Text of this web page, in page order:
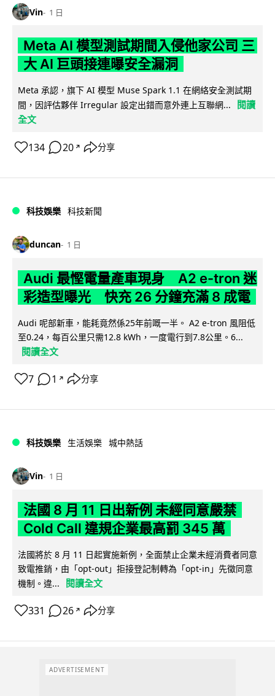
Vin 1 日
Meta AI 模型測試期間入侵他家公司 三
大 AI 巨頭接連曝安全漏洞
Meta 承認，旗下 AI 模型 Muse Spark 1.1 在網絡安全測試期
間，因評估夥伴 Irregular 設定出錯而意外連上互聯網...
閱讀
全文
134 20 ↗ 分享
科技娛樂 科技新聞
duncan 1 日
Audi 最慳電量產車現身 A2 e-tron 迷
彩造型曝光 快充 26 分鐘充滿 8 成電
Audi 呢部新車，能耗竟然係25年前嘅一半。 A2 e-tron 風阻低
至0.24，每百公里只需12.8 kWh，一度電行到7.8公里。6...
閱讀全文
7 1 ↗ 分享
科技娛樂 生活娛樂 城中熱話
Vin 1 日
法國 8 月 11 日出新例 未經同意嚴禁
Cold Call 違規企業最高罰 345 萬
法國將於 8 月 11 日起實施新例，全面禁止企業未經消費者同意
致電推銷，由「opt-out」拒接登記制轉為「opt-in」先徵同意
機制。違...
閱讀全文
331 26 ↗ 分享
ADVERTISEMENT